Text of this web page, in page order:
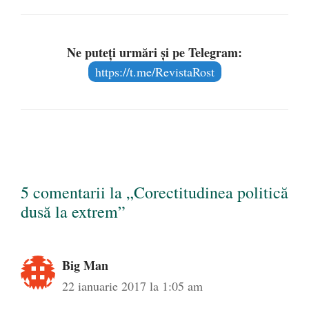
Ne puteți urmări și pe Telegram:
https://t.me/RevistaRost
5 comentarii la „Corectitudinea politică
dusă la extrem”
Big Man
22 ianuarie 2017 la 1:05 am